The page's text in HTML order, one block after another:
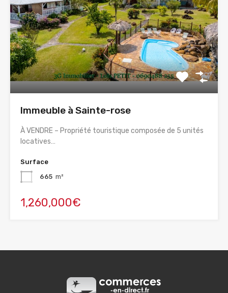
Immeuble à Sainte-rose
À VENDRE – Propriété touristique composée de 5 unités
locatives…
Surface
665 m²
1,260,000€